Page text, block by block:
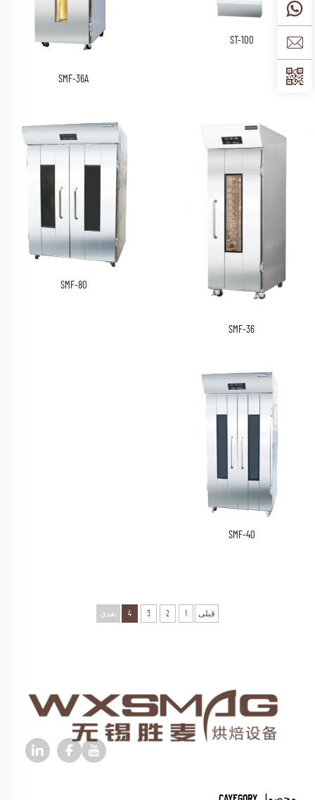
ST-100
SMF-36A
SMF-36
SMF-80
SMF-40
قبلی 1
2
3
4 بعدی